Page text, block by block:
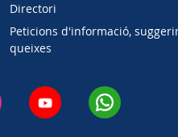
Directori
Peticions d'informació,
queixes